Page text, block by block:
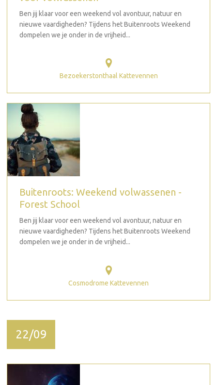
Ben jij klaar voor een weekend vol avontuur, natuur en
nieuwe vaardigheden? Tijdens het Buitenroots Weekend
dompelen we je onder in de vrijheid...
Bezoekerstonthaal Kattevennen
Buitenroots: Weekend volwassenen -
Forest School
Ben jij klaar voor een weekend vol avontuur, natuur en
nieuwe vaardigheden? Tijdens het Buitenroots Weekend
dompelen we je onder in de vrijheid...
Cosmodrome Kattevennen
22/09